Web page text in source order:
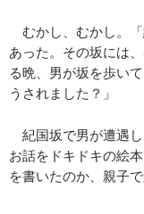
むかし、むかし。
あった。その坂には
る晩、男が坂を歩い
うされました？」
紀国坂で男が遭遇
お話をドキドキの絵
を書いたのか、親子で